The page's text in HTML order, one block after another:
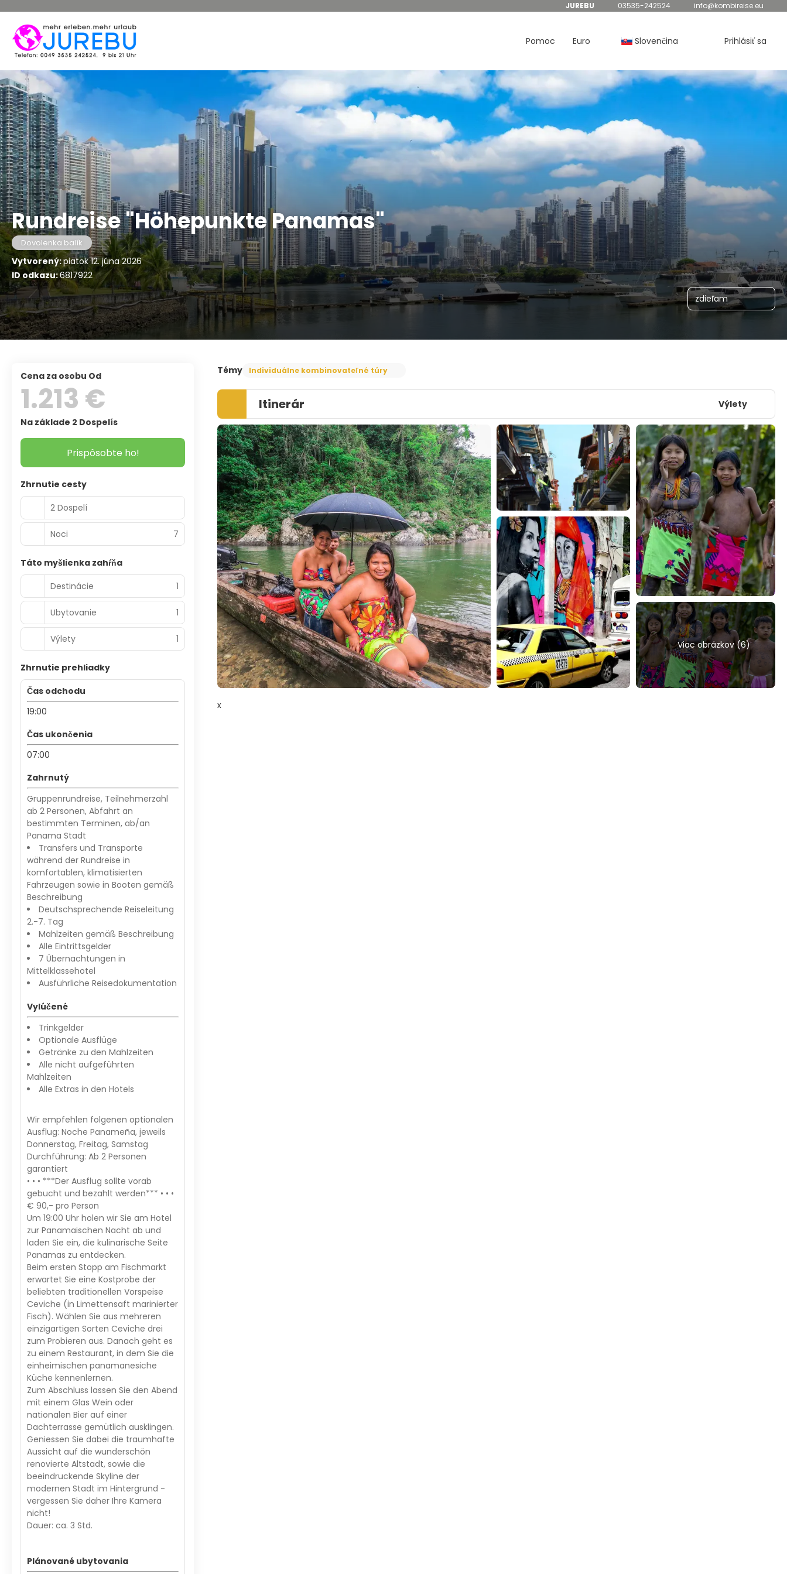
JUREBU 03535-242524 info@kombireise.eu
Pomoc Euro Slovenčina Prihlásiť sa
Rundreise "Höhepunkte Panamas"
Dovolenka balík
Vytvorený:piatok 12. júna 2026
ID odkazu:6817922
zdieľam
Témy Individuálne kombinovateľné túry
Itinerár Výlety
Viac obrázkov (6)
x
Cena za osobu Od
1.213 €
Na základe 2 Dospelís
Prispôsobte ho!
Zhrnutie cesty
2 Dospelí
Noci 7
Táto myšlienka zahŕňa
Destinácie
1
Ubytovanie 1
Výlety 1
Zhrnutie prehliadky
Čas odchodu
19:00
Čas ukončenia
07:00
Zahrnutý
Gruppenrundreise, Teilnehmerzahl
ab 2 Personen, Abfahrt an
bestimmten Terminen, ab/an
Panama Stadt
Transfers und Transporte
während der Rundreise in
komfortablen, klimatisierten
Fahrzeugen sowie in Booten gemäß
Beschreibung
Deutschsprechende Reiseleitung
2.-7. Tag
Mahlzeiten gemäß Beschreibung
Alle Eintrittsgelder
7 Übernachtungen in
Mittelklassehotel
Ausführliche Reisedokumentation
Vylúčené
Trinkgelder
Optionale Ausflüge
Getränke zu den Mahlzeiten
Alle nicht aufgeführten
Mahlzeiten
Alle Extras in den Hotels
Wir empfehlen folgenen optionalen
Ausflug: Noche Panameña, jeweils
Donnerstag, Freitag, Samstag
Durchführung: Ab 2 Personen
garantiert
• • • ***Der Ausflug sollte vorab
gebucht und bezahlt werden*** • • •
€ 90,- pro Person
Um 19:00 Uhr holen wir Sie am Hotel
zur Panamaischen Nacht ab und
laden Sie ein, die kulinarische Seite
Panamas zu entdecken.
Beim ersten Stopp am Fischmarkt
erwartet Sie eine Kostprobe der
beliebten traditionellen Vorspeise
Ceviche (in Limettensaft marinierter
Fisch). Wählen Sie aus mehreren
einzigartigen Sorten Ceviche drei
zum Probieren aus. Danach geht es
zu einem Restaurant, in dem Sie die
einheimischen panamanesiche
Küche kennenlernen.
Zum Abschluss lassen Sie den Abend
mit einem Glas Wein oder
nationalen Bier auf einer
Dachterrasse gemütlich ausklingen.
Geniessen Sie dabei die traumhafte
Aussicht auf die wunderschön
renovierte Altstadt, sowie die
beeindruckende Skyline der
modernen Stadt im Hintergrund -
vergessen Sie daher Ihre Kamera
nicht!
Dauer: ca. 3 Std.
Plánované ubytovania